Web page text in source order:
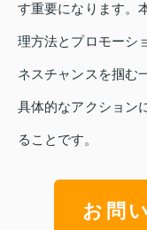
す重要になります。
理方法とプロモーシ
ネスチャンスを掴む
具体的なアクション
ることです。
お問